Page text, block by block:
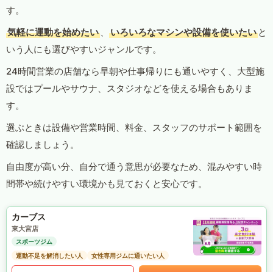
す。
気軽に運動を始めたい 、 いろいろなマシンや設備を使いたい と
いう人にも選びやすいジャンルです。
24時間営業の店舗なら早朝や仕事帰りにも通いやすく、大型施
設ではプールやサウナ、スタジオなどを使える場合もありま
す。
選ぶときは設備や営業時間、料金、スタッフのサポート範囲を
確認しましょう。
自由度が高い分、自分で通う意思が必要なため、混みやすい時
間帯や続けやすい環境かも見ておくと安心です。
カーブス
東大宮店
スポーツジム
運動不足を解消したい人
女性専用ジムに通いたい人